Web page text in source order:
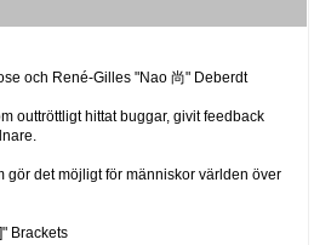
och René-Gilles "Nao 尚" Deberdt
outtröttligt hittat buggar, givit feedback
gör det möjligt för människor världen över
Brackets